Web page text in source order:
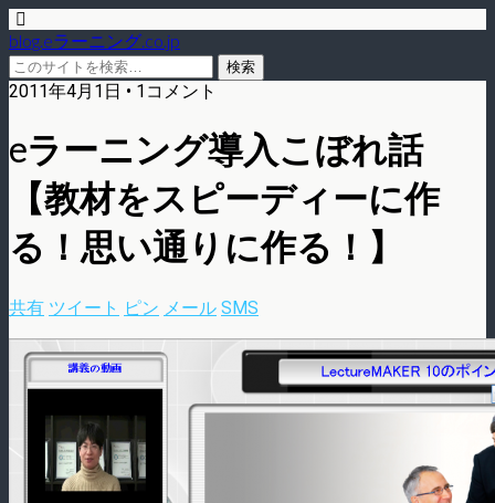
blog.eラーニング.co.jp
2011年4月1日 • 1コメント
eラーニング導入こぼれ話
【教材をスピーディーに作
る！思い通りに作る！】
共有 ツイート ピン メール SMS